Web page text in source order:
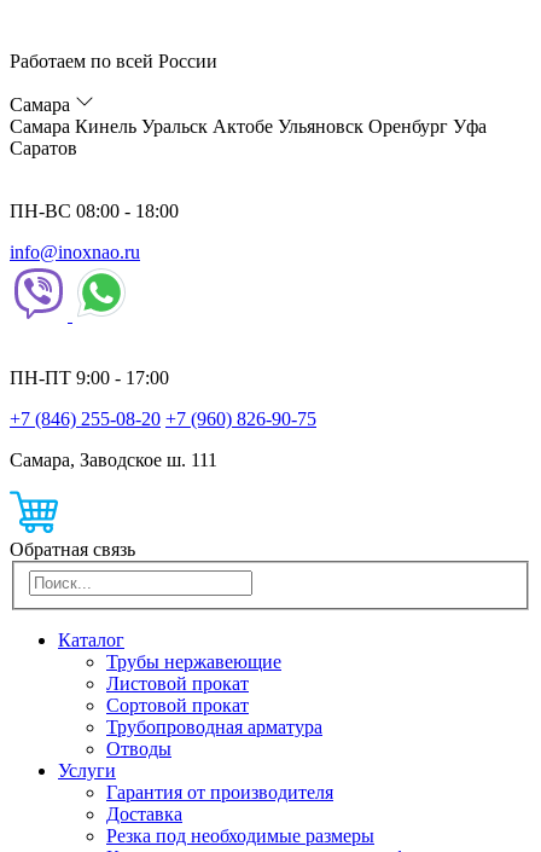
Работаем по всей России
Самара
Самара Кинель Уральск Актобе Ульяновск Оренбург Уфа
Саратов
ПН-ВС 08:00 - 18:00
info@inoxnao.ru
ПН-ПТ 9:00 - 17:00
+7 (846) 255-08-20 +7 (960) 826-90-75
Самара, Заводское ш. 111
Обратная связь
Каталог
Трубы нержавеющие
Листовой прокат
Сортовой прокат
Трубопроводная арматура
Отводы
Услуги
Гарантия от производителя
Доставка
Резка под необходимые размеры